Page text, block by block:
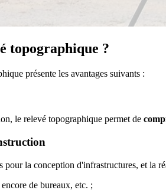
topographique ?
présente les avantages suivants :
le relevé topographique permet de
la conception d'infrastructures, et la
de bureaux, etc. ;